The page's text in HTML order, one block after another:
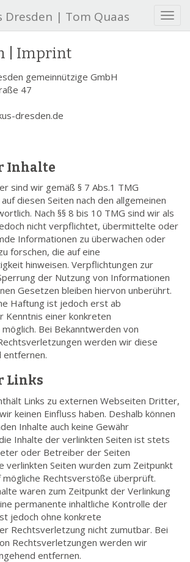
S
c
o
n
Dresden | Tom Quaas
| Imprint
gemeinnützige GmbH
47
dresden.de
Inhalte
sind wir gemäß § 7 Abs.1 TMG
diesen Seiten nach den allgemeinen
Nach §§ 8 bis 10 TMG sind wir als
nicht verpflichtet, übermittelte oder
Informationen zu überwachen oder
forschen, die auf eine
hinweisen. Verpflichtungen zur
der Nutzung von Informationen
Gesetzen bleiben hiervon unberührt.
Haftung ist jedoch erst ab
Kenntnis einer konkreten
Bei Bekanntwerden von
werden wir diese
entfernen.
Links
Links zu externen Webseiten Dritter,
keinen Einfluss haben. Deshalb können
Inhalte auch keine Gewähr
Inhalte der verlinkten Seiten ist stets
oder Betreiber der Seiten
verlinkten Seiten wurden zum Zeitpunkt
mögliche Rechtsverstöße überprüft.
waren zum Zeitpunkt der Verlinkung
permanente inhaltliche Kontrolle der
jedoch ohne konkrete
Rechtsverletzung nicht zumutbar. Bei
Rechtsverletzungen werden wir
entfernen.